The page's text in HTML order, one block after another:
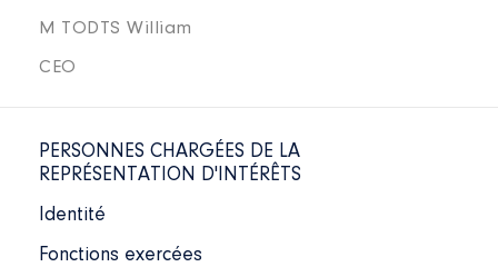
M TODTS William
CEO
PERSONNES CHARGÉES DE LA
REPRÉSENTATION D'INTÉRÊTS
Identité
Fonctions exercées